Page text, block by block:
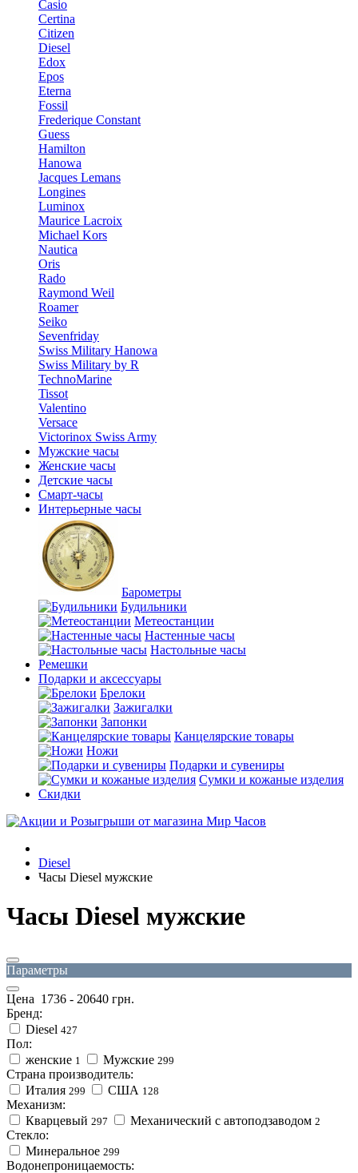
Casio
Certina
Citizen
Diesel
Edox
Epos
Eterna
Fossil
Frederique Constant
Guess
Hamilton
Hanowa
Jacques Lemans
Longines
Luminox
Maurice Lacroix
Michael Kors
Nautica
Oris
Rado
Raymond Weil
Roamer
Seiko
Sevenfriday
Swiss Military Hanowa
Swiss Military by R
TechnoMarine
Tissot
Valentino
Versace
Victorinox Swiss Army
Мужские часы
Женские часы
Детские часы
Смарт-часы
Интерьерные часы
Барометры
Будильники
Метеостанции
Настенные часы
Настольные часы
Ремешки
Подарки и аксессуары
Брелоки
Зажигалки
Запонки
Канцелярские товары
Ножи
Подарки и сувениры
Сумки и кожаные изделия
Скидки
Diesel
Часы Diesel мужские
Часы Diesel мужские
Параметры
Цена 1736 - 20640 грн.
Бренд:
Diesel 427
Пол:
женские 1 Мужские 299
Страна производитель:
Италия 299 США 128
Механизм:
Кварцевый 297 Механический с автоподзаводом 2
Стекло:
Минеральное 299
Водонепроницаемость: